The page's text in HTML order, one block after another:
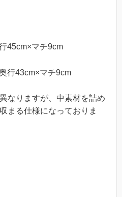
45cm×マチ9cm
行43cm×マチ9cm
なりますが、中素材を詰め
まる仕様になっておりま